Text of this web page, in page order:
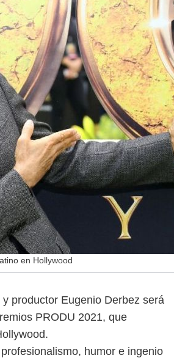
en Hollywood
productor Eugenio Derbez será
PRODU 2021, que
humor e ingenio